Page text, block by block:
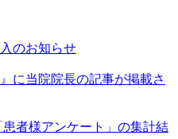
のお知らせ
に当院院長の記事が掲載さ
患者様アンケート」の集計結